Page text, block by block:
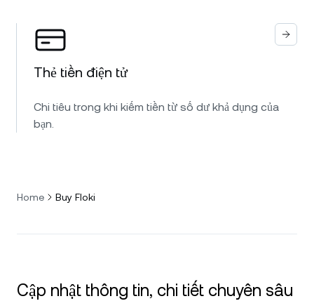
Thẻ tiền điện tử
Chi tiêu trong khi kiếm tiền từ số dư khả dụng của
bạn.
Home Buy Floki
Cập nhật thông tin, chi tiết chuyên sâu